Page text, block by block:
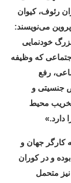
رئوف، کیوان
می‌نویسند:‌
خودنمایی
که وظیفه
رفع
جنسیتی و
تخریب محیط
دارد.»
کارگر جهان و
و در کوران
متحمل